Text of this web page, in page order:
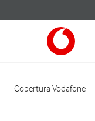
Copertura Vodafone